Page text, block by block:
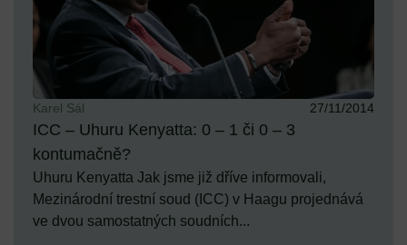
Karel Sál 27/11/2014
ICC – Uhuru Kenyatta: 0 – 1 či 0 – 3
kontumačně?
Uhuru Kenyatta Jak jsme již dříve informovali,
Mezinárodní trestní soud (ICC) v Haagu projednává
ve dvou samostatných soudních...